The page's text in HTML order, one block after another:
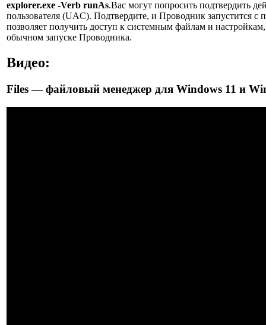
explorer.exe -Verb runAs.Вас могут попросить подтвердить
пользователя (UAC). Подтвердите, и Проводник запустится с
позволяет получить доступ к системным файлам и
обычном запуске Проводника.
Видео:
Files — файловый менеджер для Windows 11 и